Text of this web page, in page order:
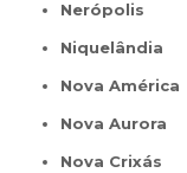
Nerópolis
Niquelândia
Nova América
Nova Aurora
Nova Crixás